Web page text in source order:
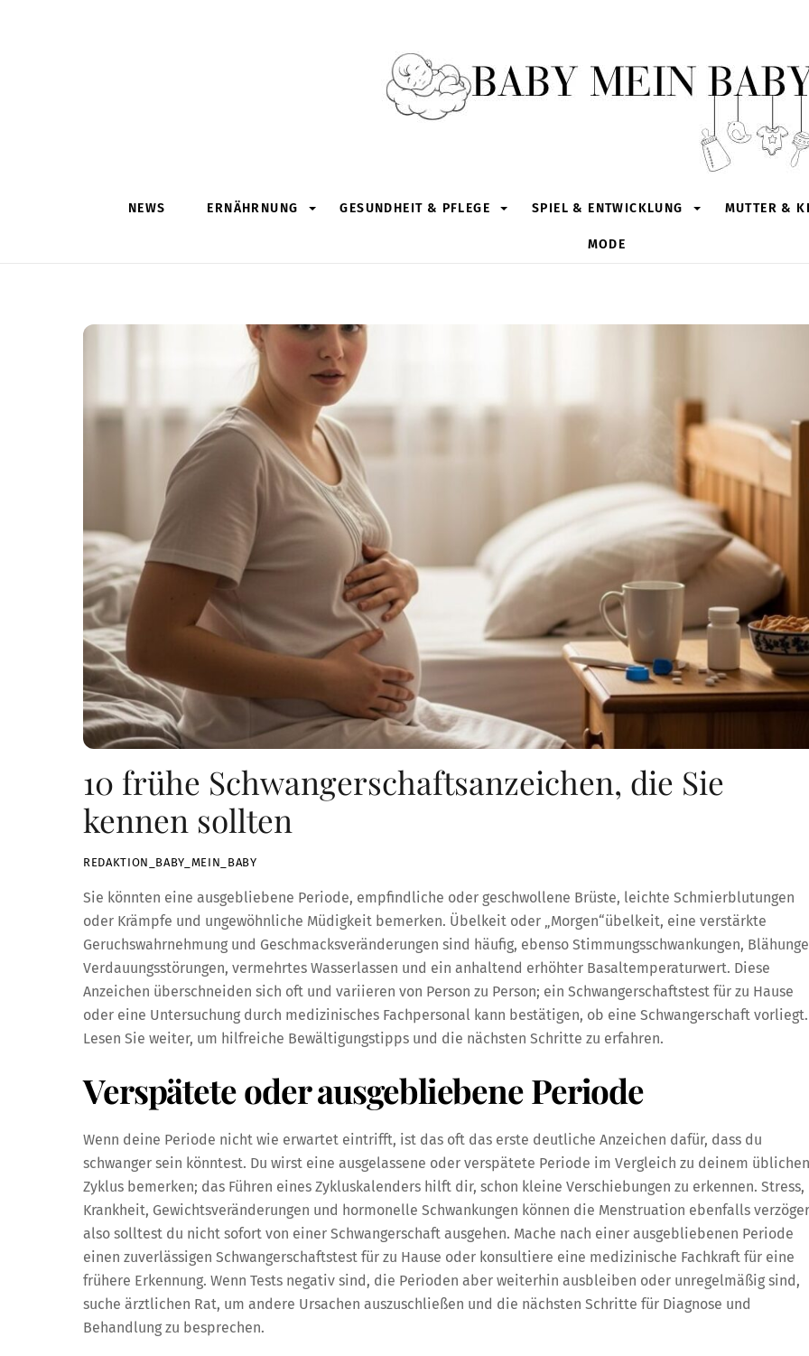
NEWS ERNÄHRNUNG GESUNDHEIT & PFLEGE SPIEL & ENTWICKLUNG MUTTER &
MODE
10 frühe Schwangerschaftsanzeichen, die Sie
kennen sollten
REDAKTION_BABY_MEIN_BABY
Sie könnten eine ausgebliebene Periode, empfindliche oder geschwollene Brüste, leichte Schmierblutungen
oder Krämpfe und ungewöhnliche Müdigkeit bemerken. Übelkeit oder „Morgen“übelkeit, eine verstärkte
Geruchswahrnehmung und Geschmacksveränderungen sind häufig, ebenso Stimmungsschwankungen,
Verdauungsstörungen, vermehrtes Wasserlassen und ein anhaltend erhöhter Basaltemperaturwert. Diese
Anzeichen überschneiden sich oft und variieren von Person zu Person; ein Schwangerschaftstest für zu Hause
oder eine Untersuchung durch medizinisches Fachpersonal kann bestätigen, ob eine Schwangerschaft vorliegt.
Lesen Sie weiter, um hilfreiche Bewältigungstipps und die nächsten Schritte zu erfahren.
Verspätete oder ausgebliebene Periode
Wenn deine Periode nicht wie erwartet eintrifft, ist das oft das erste deutliche Anzeichen dafür, dass du
schwanger sein könntest. Du wirst eine ausgelassene oder verspätete Periode im Vergleich zu deinem üblichen
Zyklus bemerken; das Führen eines Zykluskalenders hilft dir, schon kleine Verschiebungen zu erkennen. Stress,
Krankheit, Gewichtsveränderungen und hormonelle Schwankungen können die Menstruation ebenfalls
also solltest du nicht sofort von einer Schwangerschaft ausgehen. Mache nach einer ausgebliebenen Periode
einen zuverlässigen Schwangerschaftstest für zu Hause oder konsultiere eine medizinische Fachkraft für eine
frühere Erkennung. Wenn Tests negativ sind, die Perioden aber weiterhin ausbleiben oder unregelmäßig sind,
suche ärztlichen Rat, um andere Ursachen auszuschließen und die nächsten Schritte für Diagnose und
Behandlung zu besprechen.